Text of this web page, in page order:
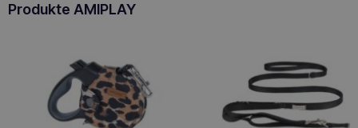
Produkte AMIPLAY